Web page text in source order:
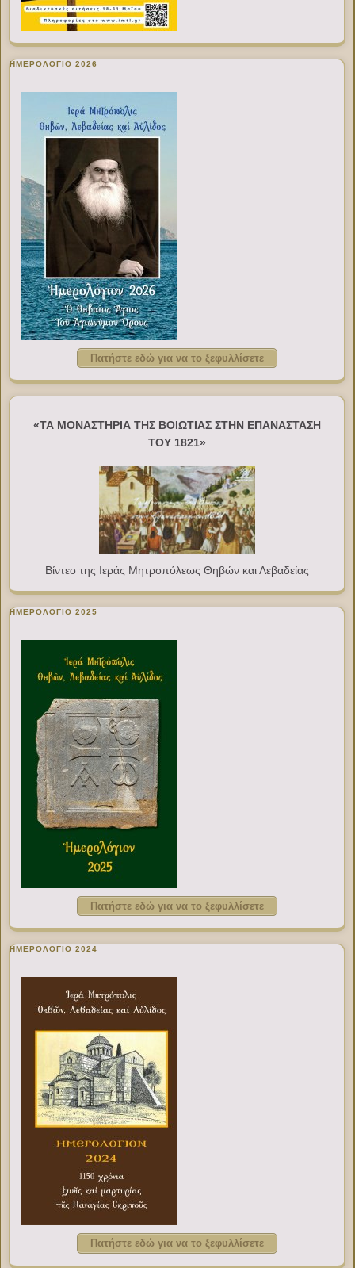
ΗΜΕΡΟΛΟΓΙΟ 2026
Πατήστε εδώ για να το ξεφυλλίσετε
«ΤΑ ΜΟΝΑΣΤΗΡΙΑ ΤΗΣ ΒΟΙΩΤΙΑΣ ΣΤΗΝ ΕΠΑΝΑΣΤΑΣΗ
ΤΟΥ 1821»
Βίντεο της Ιεράς Μητροπόλεως Θηβών και Λεβαδείας
ΗΜΕΡΟΛΟΓΙΟ 2025
Πατήστε εδώ για να το ξεφυλλίσετε
ΗΜΕΡΟΛΟΓΙΟ 2024
Πατήστε εδώ για να το ξεφυλλίσετε